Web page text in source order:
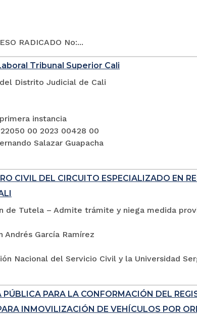
RADICADO No:...
Tribunal Superior Cali
Distrito Judicial de Cali
instancia
00 2023 00428 00
Salazar Guapacha
CIVIL DEL CIRCUITO ESPECIALIZADO EN
de Tutela – Admite trámite y niega medida
Andrés García Ramírez
Nacional del Servicio Civil y la Universidad
PARA LA CONFORMACIÓN DEL
INMOVILIZACIÓN DE VEHÍCULOS POR